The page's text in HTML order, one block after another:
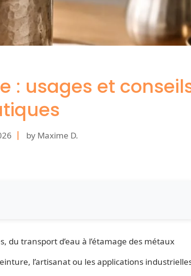
: usages et
by Maxime D.
du transport d’eau à l’étamage des métaux
l’artisanat ou les applications